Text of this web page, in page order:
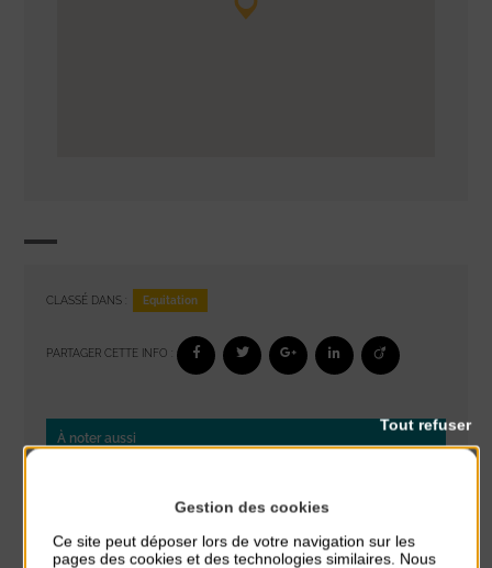
CLASSÉ DANS : Equitation
PARTAGER CETTE INFO :
À noter aussi
Gestion des cookies
Ce site peut déposer lors de votre navigation sur les
pages des cookies et des technologies similaires. Nous
Tout refuser